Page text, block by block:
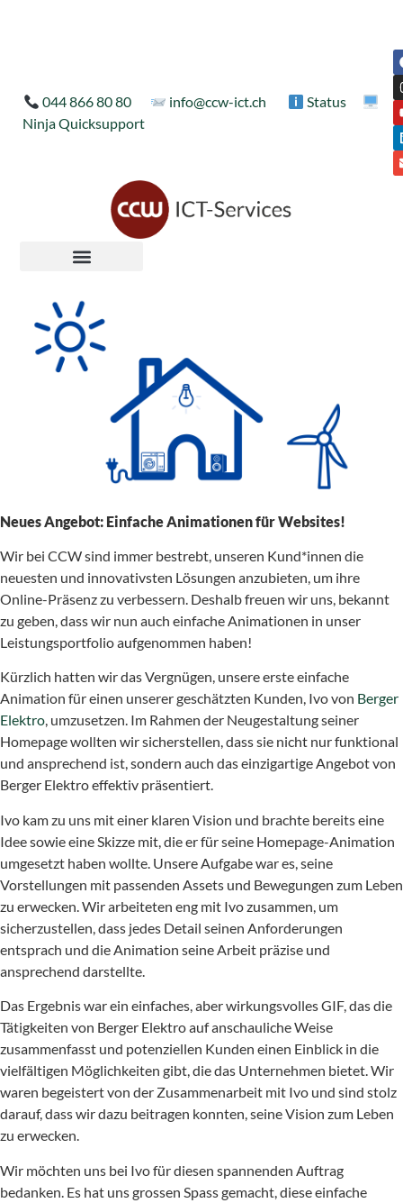
044 866 80 80 info@ccw-ict.ch
Status
Ninja Quicksupport
Neues Angebot: Einfache Animationen für Websites!
Wir bei CCW sind immer bestrebt, unseren Kund*innen die
neuesten und innovativsten Lösungen anzubieten, um ihre
Online-Präsenz zu verbessern. Deshalb freuen wir uns, bekannt
zu geben, dass wir nun auch einfache Animationen in unser
Leistungsportfolio aufgenommen haben!
Kürzlich hatten wir das Vergnügen, unsere erste einfache
Animation für einen unserer geschätzten Kunden, Ivo von Berger
Elektro, umzusetzen. Im Rahmen der Neugestaltung seiner
Homepage wollten wir sicherstellen, dass sie nicht nur funktional
und ansprechend ist, sondern auch das einzigartige Angebot von
Berger Elektro effektiv präsentiert.
Ivo kam zu uns mit einer klaren Vision und brachte bereits eine
Idee sowie eine Skizze mit, die er für seine Homepage-Animation
umgesetzt haben wollte. Unsere Aufgabe war es, seine
Vorstellungen mit passenden Assets und Bewegungen zum Leben
zu erwecken. Wir arbeiteten eng mit Ivo zusammen, um
sicherzustellen, dass jedes Detail seinen Anforderungen
entsprach und die Animation seine Arbeit präzise und
ansprechend darstellte.
Das Ergebnis war ein einfaches, aber wirkungsvolles GIF, das die
Tätigkeiten von Berger Elektro auf anschauliche Weise
zusammenfasst und potenziellen Kunden einen Einblick in die
vielfältigen Möglichkeiten gibt, die das Unternehmen bietet. Wir
waren begeistert von der Zusammenarbeit mit Ivo und sind stolz
darauf, dass wir dazu beitragen konnten, seine Vision zum Leben
zu erwecken.
Wir möchten uns bei Ivo für diesen spannenden Auftrag
bedanken. Es hat uns grossen Spass gemacht, diese einfache